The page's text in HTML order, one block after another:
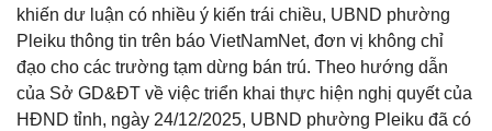
khiến dư luận có nhiều ý kiến trái chiều, UBND phường
Pleiku thông tin trên báo VietNamNet, đơn vị không chỉ
đạo cho các trường tạm dừng bán trú. Theo hướng dẫn
của Sở GD&ĐT về việc triển khai thực hiện nghị quyết của
HĐND tỉnh, ngày 24/12/2025, UBND phường Pleiku đã có